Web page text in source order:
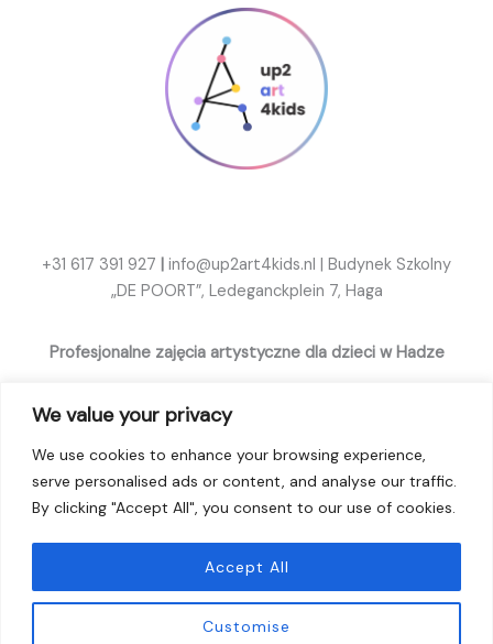
We value your privacy
We use cookies to enhance your browsing experience,
serve personalised ads or content, and analyse our traffic.
By clicking "Accept All", you consent to our use of cookies.
Customise
Accept All
+31 617 391 927 | info@up2art4kids.nl | Budynek Szkolny
„DE POORT”, Ledeganckplein 7, Haga
Profesjonalne zajęcia artystyczne dla dzieci w Hadze
Copyright © 2026 up2art4kids
Algemene Voorwaarden